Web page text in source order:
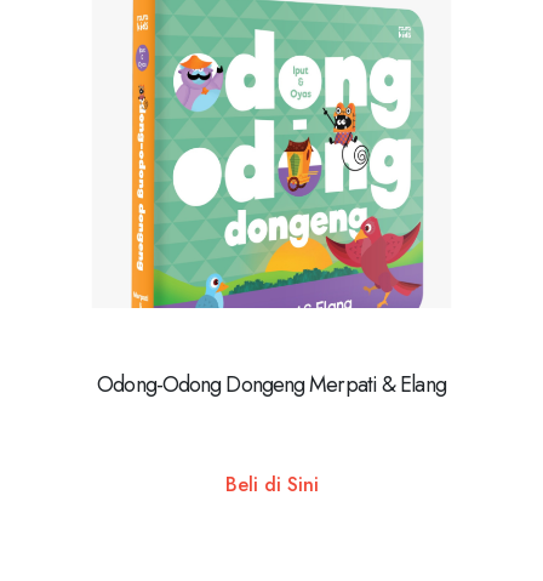
Odong-Odong Dongeng Merpati & Elang
Beli di Sini